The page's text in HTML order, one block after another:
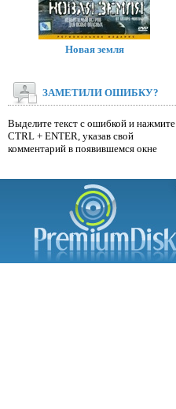
Новая земля
ЗАМЕТИЛИ ОШИБКУ?
Выделите текст с ошибкой и нажмите
CTRL + ENTER, указав свой
комментарий в появившемся окне